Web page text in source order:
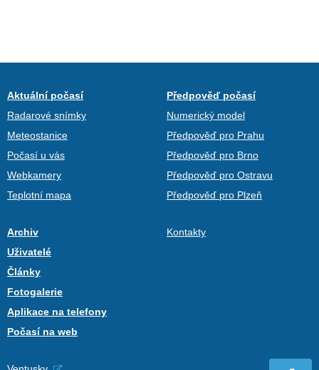
Aktuální počasí
Radarové snímky
Meteostanice
Počasí u vás
Webkamery
Teplotní mapa
Předpověď počasí
Numerický model
Předpověď pro Prahu
Předpověď pro Brno
Předpověď pro Ostravu
Předpověď pro Plzeň
Archiv
Uživatelé
Články
Fotogalerie
Aplikace na telefony
Počasí na web
Kontakty